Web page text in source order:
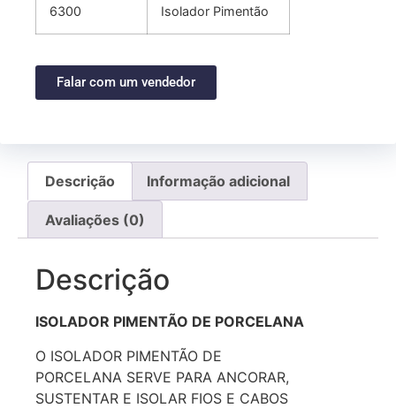
6300 Isolador Pimentão
Falar com um vendedor
Descrição Informação adicional
Avaliações (0)
Descrição
ISOLADOR PIMENTÃO DE PORCELANA
O ISOLADOR PIMENTÃO DE
PORCELANA SERVE PARA ANCORAR,
SUSTENTAR E ISOLAR FIOS E CABOS